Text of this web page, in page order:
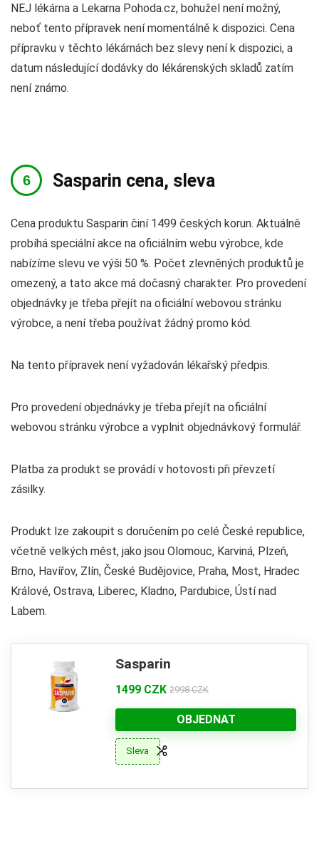
NEJ lékárna a Lekarna Pohoda.cz, bohužel není možný,
neboť tento přípravek není momentálně k dispozici. Cena
přípravku v těchto lékárnách bez slevy není k dispozici, a
datum následující dodávky do lékárenských skladů zatím
není známo.
Sasparin cena, sleva
Cena produktu Sasparin činí 1499 českých korun. Aktuálně
probíhá speciální akce na oficiálním webu výrobce, kde
nabízíme slevu ve výši 50 %. Počet zlevněných produktů je
omezený, a tato akce má dočasný charakter. Pro provedení
objednávky je třeba přejít na oficiální webovou stránku
výrobce, a není třeba používat žádný promo kód.
Na tento přípravek není vyžadován lékařský předpis.
Pro provedení objednávky je třeba přejít na oficiální
webovou stránku výrobce a vyplnit objednávkový formulář.
Platba za produkt se provádí v hotovosti při převzetí
zásilky.
Produkt lze zakoupit s doručením po celé České republice,
včetně velkých měst, jako jsou Olomouc, Karviná, Plzeň,
Brno, Havířov, Zlín, České Budějovice, Praha, Most, Hradec
Králové, Ostrava, Liberec, Kladno, Pardubice, Ústí nad
Labem.
Sasparin
1499 CZK 2998 CZK
OBJEDNAT
Sleva